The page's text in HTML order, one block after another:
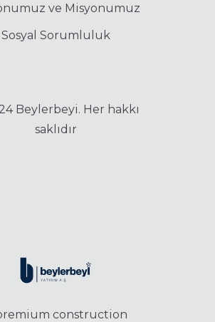
ve Misyonumuz
Sosyal Sorumluluk
Beylerbeyi. Her hakkı
saklıdır
construction